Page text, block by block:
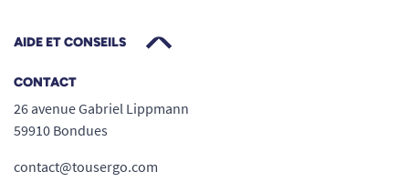
AIDE ET CONSEILS
CONTACT
26 avenue Gabriel Lippmann
59910 Bondues
contact@tousergo.com